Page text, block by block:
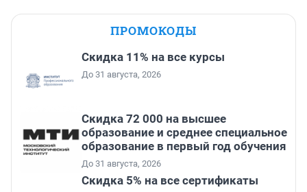
ПРОМОКОДЫ
Скидка 11% на все курсы
До 31 августа, 2026
Скидка 72 000 на высшее
образование и среднее специальное
образование в первый год обучения
До 31 августа, 2026
Скидка 5% на все сертификаты